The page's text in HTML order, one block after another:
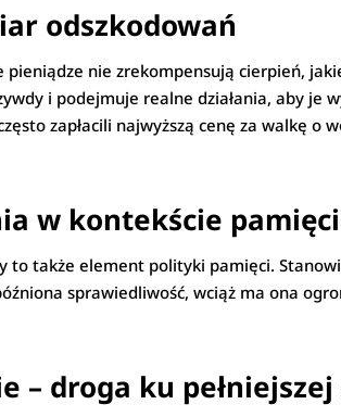
odszkodowań
pieniądze nie zrekompensują cierpień,
i podejmuje realne działania, aby je
zapłacili najwyższą cenę za walkę
w kontekście
to także element polityki pamięci.
sprawiedliwość, wciąż ma ona
– droga ku